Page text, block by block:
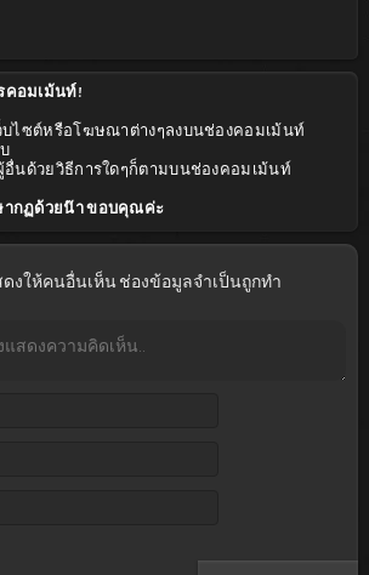
คอมเม้นท์!
บไซต์หรือโฆษณาต่างๆลงบนช่องคอมเม้นท์
อื่นด้วยวิธีการใดๆก็ตามบนช่องคอมเม้นท์
ากฏด้วยน๊า ขอบคุณค่ะ
งให้คนอื่นเห็น ช่องข้อมูลจำเป็นถูกทำ